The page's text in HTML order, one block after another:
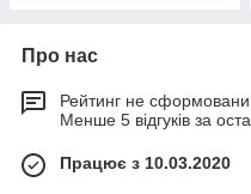
Про нас
Рейтинг не
Менше 5 відгуків за
Працює з 10.03.2020